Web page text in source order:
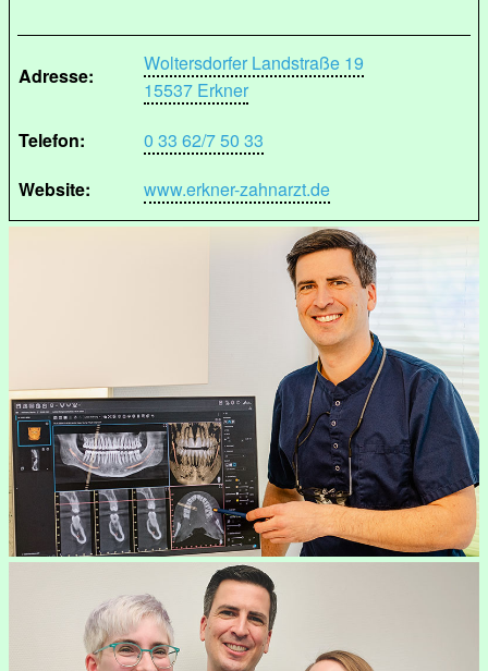
Adresse:
Woltersdorfer Landstraße 19
15537 Erkner
Telefon:
0 33 62/7 50 33
Website:
www.erkner-zahnarzt.de